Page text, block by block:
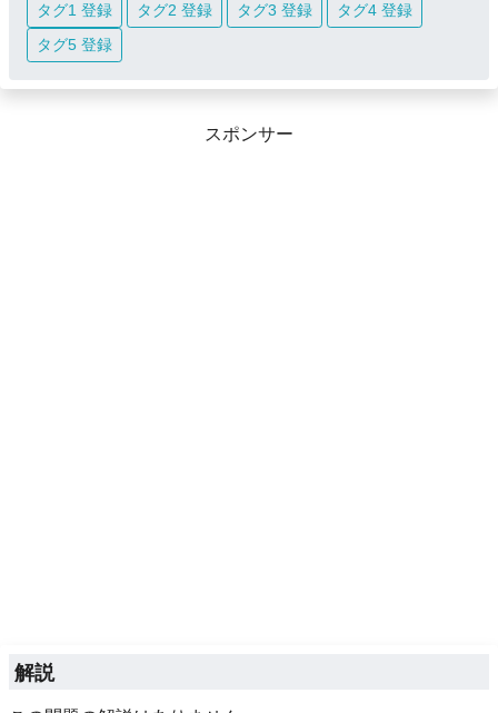
タグ1 登録 タグ2 登録 タグ3 登録
タグ4 登録
タグ5 登録
スポンサー
解説